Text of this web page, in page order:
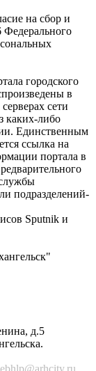
на сбор и
Федерального
городского
в
сети
каких-либо
Единственным
ссылка на
портала в
подразделений-
Sputnik и
д.5